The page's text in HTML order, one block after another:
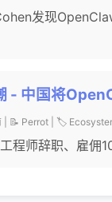
发现
- 中国将
| 📝 Perrot | 🏷️
程师辞职、雇佣